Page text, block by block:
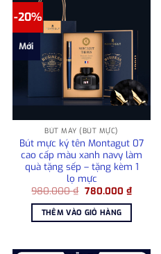
₫.
-20%
Mới
BÚT MÁY (BÚT MỰC)
Bút mực ký tên Montagut 07
cao cấp màu xanh navy làm
quà tặng sếp – tặng kèm 1
lọ mực
980.000₫ Giá
là:
980.000 ₫.
780.000 ₫Giá
hiện
THÊM VÀO GIỎ HÀNG